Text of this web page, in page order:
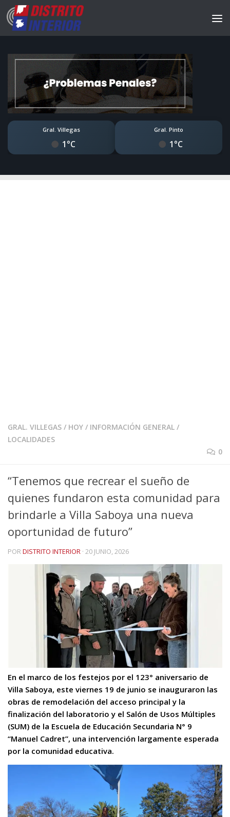
Gral. Villegas
1°C
Gral. Pinto
1°C
GRAL. VILLEGAS / HOY / INFORMACIÓN GENERAL /
LOCALIDADES
0
“Tenemos que recrear el sueño de
quienes fundaron esta comunidad para
brindarle a Villa Saboya una nueva
oportunidad de futuro”
PORDISTRITO INTERIOR · 20 JUNIO, 2026
En el marco de los festejos por el 123° aniversario de
Villa Saboya, este viernes 19 de junio se inauguraron las
obras de remodelación del acceso principal y la
finalización del laboratorio y el Salón de Usos Múltiples
(SUM) de la Escuela de Educación Secundaria N° 9
“Manuel Cadret”, una intervención largamente esperada
por la comunidad educativa.